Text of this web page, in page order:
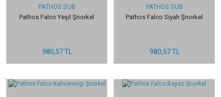
PATHOS SUB
Pathos Falco Yeşil Şnorkel
980,57 TL
PATHOS SUB
Pathos Falco Siyah Şnorkel
980,57 TL